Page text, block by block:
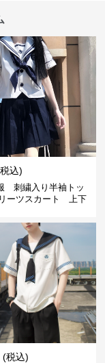
込)
刺繍入り半袖トッ
ーツスカート 上下
(税込)